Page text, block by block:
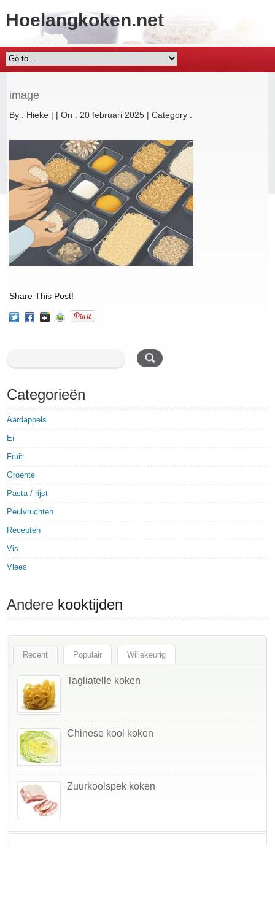
Hoelangkoken.net
image
By : Hieke | | On : 20 februari 2025 | Category :
Share This Post!
Categorieën
Aardappels
Ei
Fruit
Groente
Pasta / rijst
Peulvruchten
Recepten
Vis
Vlees
Andere kooktijden
Recent Populair Willekeurig
Tagliatelle koken
Chinese kool koken
Zuurkoolspek koken